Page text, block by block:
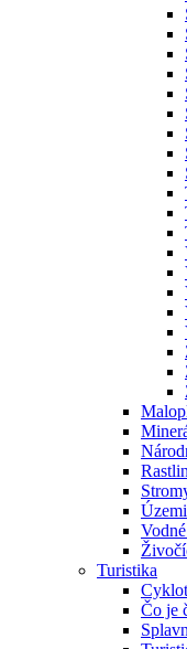
Turistika
Čo je